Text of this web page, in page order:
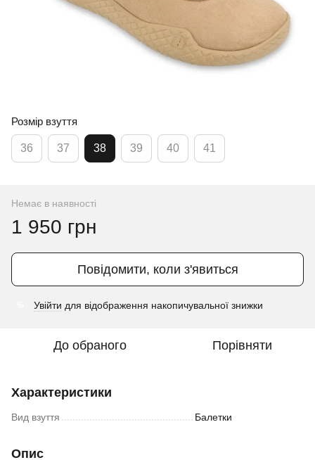
Розмір взуття
36 37 38 39 40 41
Немає в наявності
1 950 грн
Повідомити, коли з'явиться
Увійти для відображення накопичувальної знижки
До обраного Порівняти
Характеристики
Вид взуття Балетки
Опис